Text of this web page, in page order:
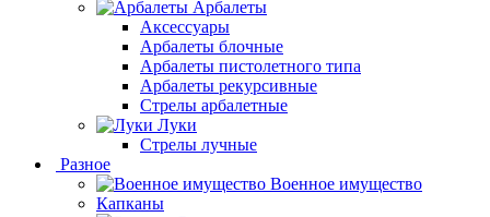
Арбалеты
Аксессуары
Арбалеты блочные
Арбалеты пистолетного типа
Арбалеты рекурсивные
Стрелы арбалетные
Луки
Стрелы лучные
Разное
Военное имущество
Капканы